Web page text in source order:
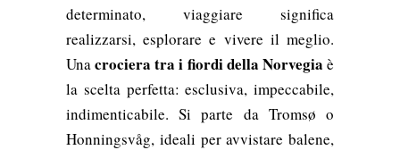
determinato, viaggiare significa
realizzarsi, esplorare e vivere il meglio.
Unacrociera tra i fiordi della Norvegia è
la scelta perfetta: esclusiva, impeccabile,
indimenticabile. Si parte da Tromsø o
Honningsvåg, ideali per avvistare balene,